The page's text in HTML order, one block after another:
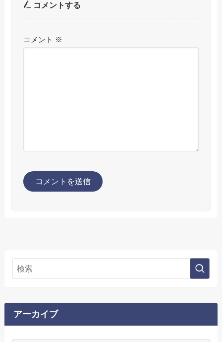
コメントする
コメント ※
アーカイブ